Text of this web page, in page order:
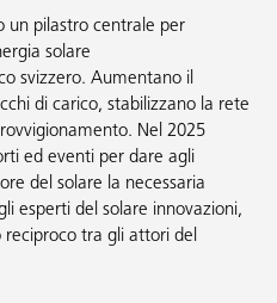
un pilastro centrale per
solare
svizzero. Aumentano il
di carico, stabilizzano la rete
Nel 2025
ed eventi per dare agli
del solare la necessaria
esperti del solare innovazioni,
reciproco tra gli attori del